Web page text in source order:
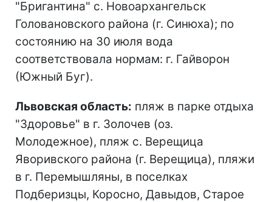
"Бригантина" с. Новоархангельск
Головановского района (г. Синюха); по
состоянию на 30 июля вода
соответствовала нормам: г. Гайворон
(Южный Буг).
Львовская область: пляж в парке отдыха
"Здоровье" в г. Золочев (оз.
Молодежное), пляж с. Верещица
Яворивского района (г. Верещица), пляжи
в г. Перемышляны, в поселках
Подберизцы, Коросно, Давыдов, Старое